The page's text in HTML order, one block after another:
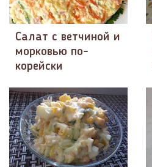
Салат с ветчиной и
морковью по-
корейски